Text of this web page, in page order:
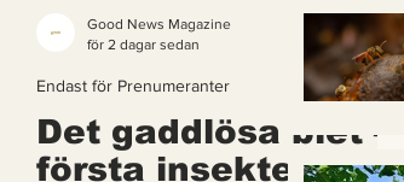
Det gaddlösa biet –
första insekten i
Endast för Prenumeranter
Good News Magazine
för 2 dagar sedan